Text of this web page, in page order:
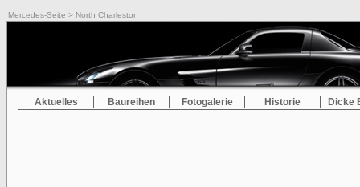
Mercedes-Seite > North Charleston
Aktuelles Baureihen Fotogalerie Historie Dicke